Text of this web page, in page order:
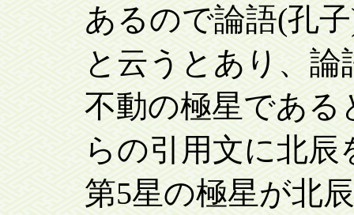
あるので論語(孔
と云うとあり、
不動の極星である
らの引用文に北
第5星の極星が北